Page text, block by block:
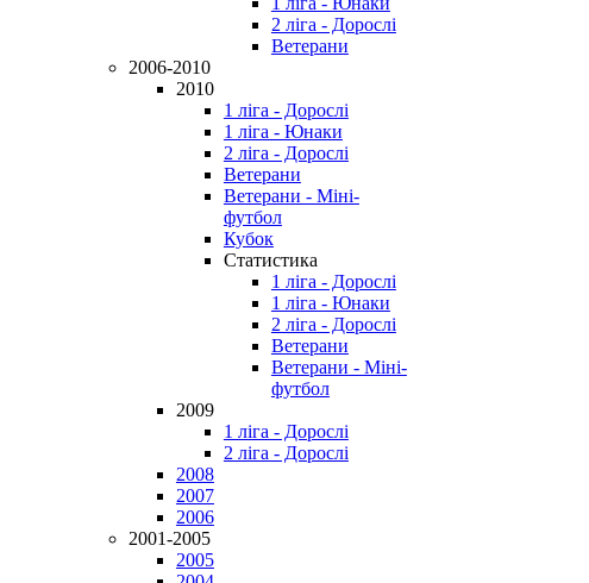
2 ліга - Дорослі
Ветерани
2006-2010
2010
1 ліга - Дорослі
1 ліга - Юнаки
2 ліга - Дорослі
Ветерани
Ветерани - Міні-
футбол
Кубок
Статистика
1 ліга - Дорослі
1 ліга - Юнаки
2 ліга - Дорослі
Ветерани
Ветерани - Міні-
футбол
2009
1 ліга - Дорослі
2 ліга - Дорослі
2008
2007
2006
2001-2005
2005